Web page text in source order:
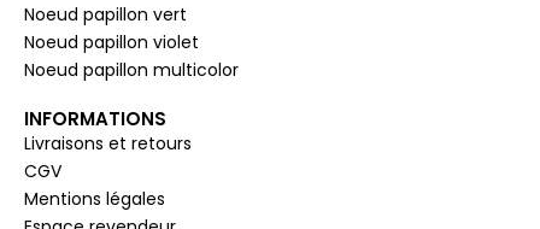
Noeud papillon vert
Noeud papillon violet
Noeud papillon multicolor
INFORMATIONS
Livraisons et retours
CGV
Mentions légales